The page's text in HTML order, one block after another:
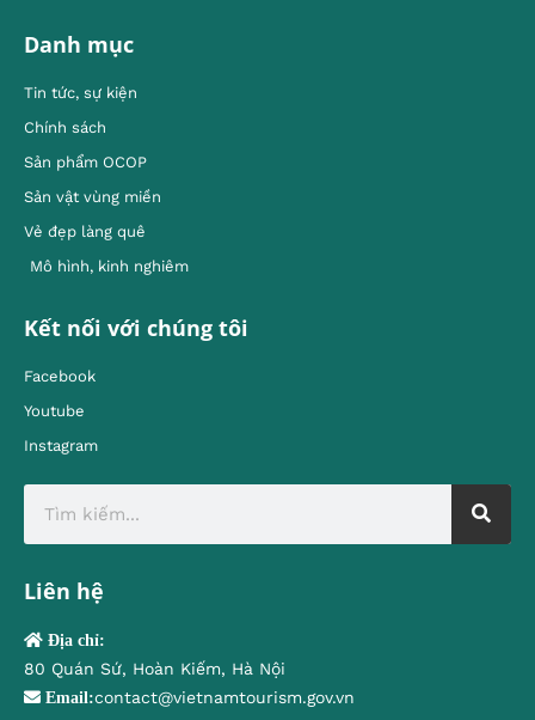
Danh mục
Tin tức, sự kiện
Chính sách
Sản phẩm OCOP
Sản vật vùng miền
Vẻ đẹp làng quê
Mô hình, kinh nghiêm
Kết nối với chúng tôi
Facebook
Youtube
Instagram
Liên hệ
Địa chỉ:
80 Quán Sứ, Hoàn Kiếm, Hà Nội
Email:contact@vietnamtourism.gov.vn